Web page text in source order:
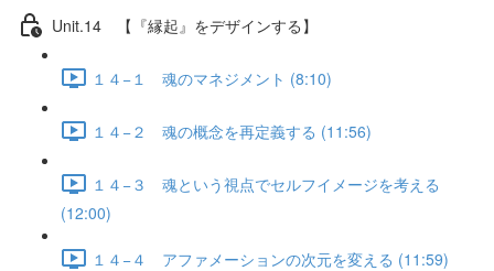
Unit.14 【『縁起』をデザインする】
１４−１ 魂のマネジメント (8:10)
１４−２ 魂の概念を再定義する (11:56)
１４−３ 魂という視点でセルフイメージを考える
(12:00)
１４−４ アファメーションの次元を変える (11:59)